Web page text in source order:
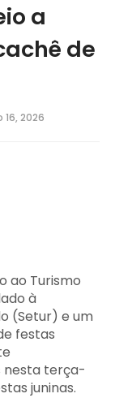
a
de
2026
ao Turismo
à
(Setur) e um
festas
nesta terça-
juninas.